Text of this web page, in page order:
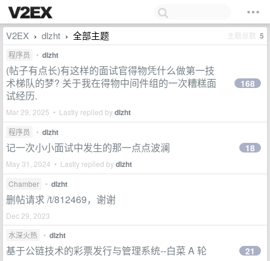
V2EX › dlzht › 全部主题 主题总数 5
程序员 • dlzht
(帖子有点长)有这样的面试官得物凭什么做第一技
术梯队的梦? 关于我在得物中间件组的一次糟糕面
试经历.
Mar 29, 2025 • Lastly replied bydlzht
168
程序员 • dlzht
记一次小小面试中发生的那一点点波澜
May 31, 2024 • Lastly replied bydlzht
18
Chamber • dlzht
删帖请求 /t/812469，谢谢
Dec 29, 2023
水深火热
• dlzht
基于公链技术的彩票发行与管理系统--白菜 A 轮 21